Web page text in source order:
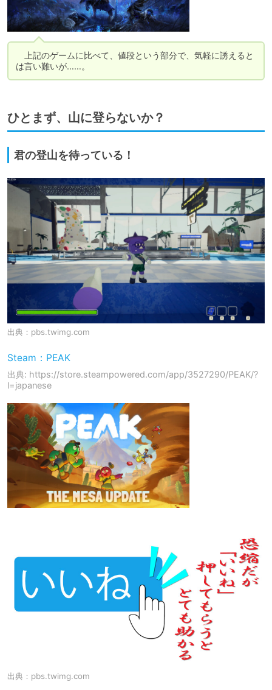
上記のゲームに比べて、値段という部分で、気軽に誘えると
は言い難いが……。
ひとまず、山に登らないか？
君の登山を待っている！
出典： pbs.twimg.com
Steam：PEAK
出典: https://store.steampowered.com/app/3527290/PEAK/?
l=japanese
出典： pbs.twimg.com